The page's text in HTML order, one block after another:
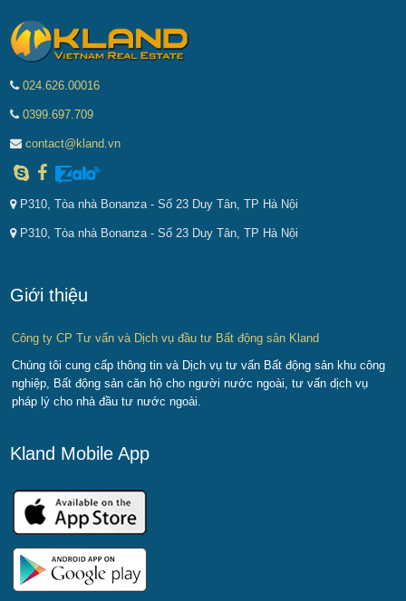
024.626.00016
0399.697.709
contact@kland.vn
P310, Tòa nhà Bonanza - Số 23 Duy Tân, TP Hà Nội
P310, Tòa nhà Bonanza - Số 23 Duy Tân, TP Hà Nội
Giới thiệu
Công ty CP Tư vấn và Dịch vụ đầu tư Bất động sản Kland
Chúng tôi cung cấp thông tin và Dịch vụ tư vấn Bất động sản khu công
nghiệp, Bất động sản căn hộ cho người nước ngoài, tư vấn dịch vụ
pháp lý cho nhà đầu tư nước ngoài.
Kland Mobile App